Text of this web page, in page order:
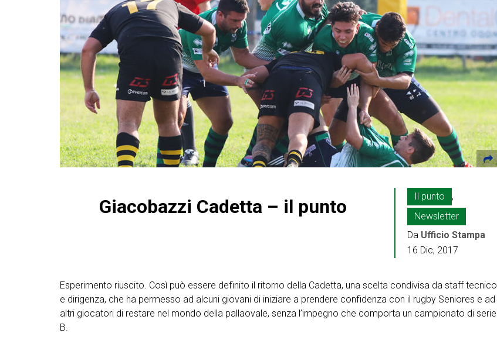
Giacobazzi Cadetta – il punto Il punto
,
Newsletter
Da Ufficio Stampa
16 Dic, 2017
Esperimento riuscito. Così può essere definito il ritorno della Cadetta, una scelta condivisa da staff tecnico
e dirigenza, che ha permesso ad alcuni giovani di iniziare a prendere confidenza con il rugby Seniores e ad
altri giocatori di restare nel mondo della pallaovale, senza l’impegno che comporta un campionato di serie
B.